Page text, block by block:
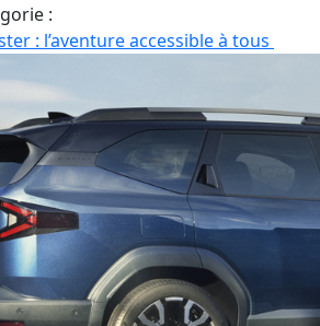
:
: l’aventure accessible à tous